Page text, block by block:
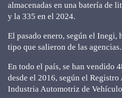
almacenadas en una batería de
y la 335 en el 2024.
El pasado enero, según el Inegi,
tipo que salieron de las agencias.
En todo el país, se han vendido
desde el 2016, según el
Industria Automotriz de